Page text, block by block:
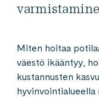
Miten hoitaa
väestö ikääntyy,
kustannusten
hyvinvointialueella